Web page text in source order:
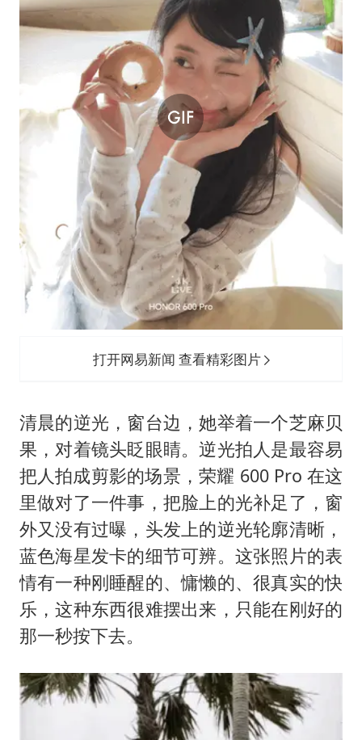
打开网易新闻 查看精彩图片
清晨的逆光，窗台边，她举着一个芝麻贝
果，对着镜头眨眼睛。逆光拍人是最容易
把人拍成剪影的场景，荣耀 600 Pro 在这
里做对了一件事，把脸上的光补足了，窗
外又没有过曝，头发上的逆光轮廓清晰，
蓝色海星发卡的细节可辨。这张照片的表
情有一种刚睡醒的、慵懒的、很真实的快
乐，这种东西很难摆出来，只能在刚好的
那一秒按下去。